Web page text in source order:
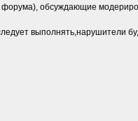
обсуждающие
выполнять,нарушители